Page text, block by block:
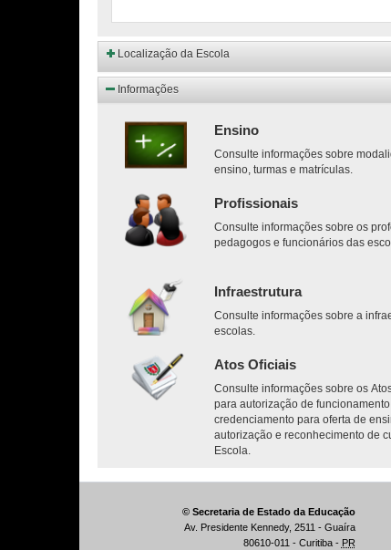
Localização da Escola
Informações
Ensino
Consulte informações sobre
ensino, turmas e matrículas.
Profissionais
Consulte informações sobre os
pedagogos e funcionários das
Infraestrutura
Consulte informações sobre a
escolas.
Atos Oficiais
Consulte informações sobre os
para autorização de
credenciamento para oferta de
autorização e reconhecimento de
Escola.
© Secretaria de Estado da Educação
Av. Presidente Kennedy, 2511 - Guaíra
80610-011 - Curitiba - PR